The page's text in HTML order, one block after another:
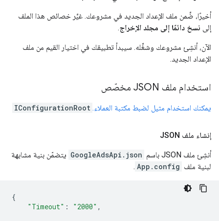
أخيرًا، ضِّمن ملف الإعداد الجديد في مشروعك. غيِّر خصائص هذا الملف
إلى نسخ دائمًا إلى مجلد الإخراج.
الآن، أنشِئ مشروعك وشغِّله. سيبدأ تطبيقك في اختيار القيم من ملف
الإعداد الجديد.
استخدام ملف JSON مخصّص
يمكنك استخدام مثيل لضبط مكتبة العملاء. IConfigurationRoot
إنشاء ملف JSON
أنشِئ ملف JSON باسم GoogleAdsApi.json يتضمّن بنية مشابهة
لبنية ملف App.config
.
{
"Timeout" : "2000" ,